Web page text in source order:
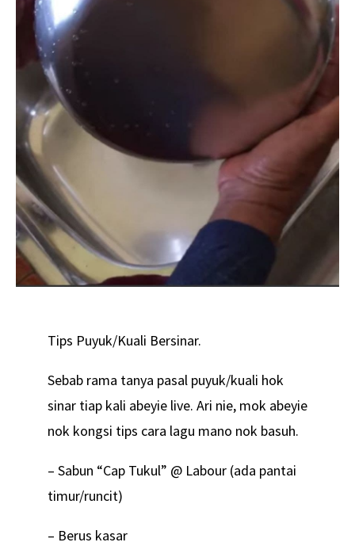
Tips Puyuk/Kuali Bersinar.
Sebab rama tanya pasal puyuk/kuali hok
sinar tiap kali abeyie live. Ari nie, mok abeyie
nok kongsi tips cara lagu mano nok basuh.
– Sabun “Cap Tukul” @ Labour (ada pantai
timur/runcit)
– Berus kasar